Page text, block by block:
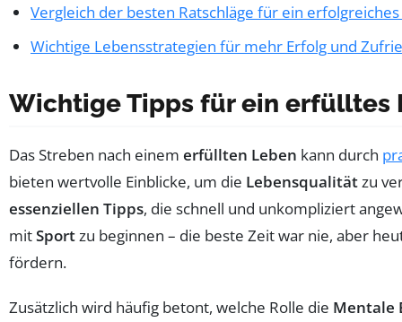
Vergleich der besten Ratschläge für ein
Wichtige Lebensstrategien für mehr Erfolg und
Wichtige Tipps für ein erfülltes
Das Streben nach einem erfüllten Leben kann durch
bieten wertvolle Einblicke, um die Lebensqualitätzu
essenziellen Tipps, die schnell und unkompliziert
mitSportzu beginnen – die beste Zeit war nie, aber
fördern.
Zusätzlich wird häufig betont, welche Rolle die Mentale